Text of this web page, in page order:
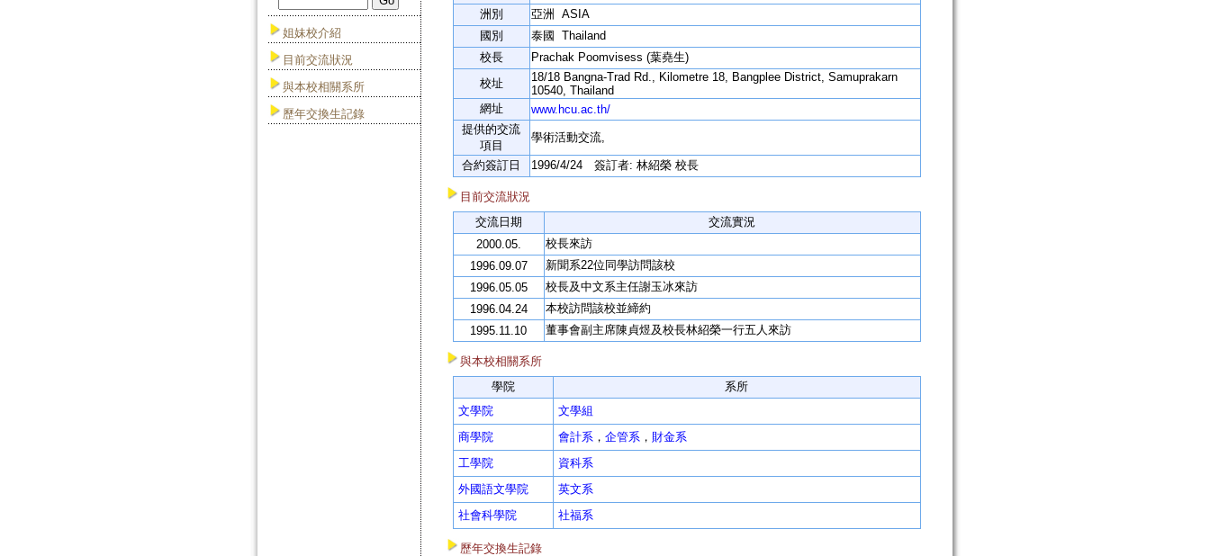
姐妹校介紹
目前交流狀況
與本校相關系所
歷年交換生記錄
洲別
亞洲 ASIA
國別
泰國 Thailand
校長
Prachak Poomvisess (葉堯生)
校址
18/18 Bangna-Trad Rd., Kilometre 18, Bangplee District, Samuprakarn
10540, Thailand
網址
www.hcu.ac.th/
提供的交流
項目
學術活動交流,
合約簽訂日 1996/4/24 簽訂者: 林紹榮 校長
目前交流狀況
交流日期
交流實況
2000.05.
校長來訪
1996.09.07
新聞系22位同學訪問該校
1996.05.05
校長及中文系主任謝玉冰來訪
1996.04.24
本校訪問該校並締約
1995.11.10
董事會副主席陳貞煜及校長林紹榮一行五人來訪
與本校相關系所
學院
系所
文學院
文學組
商學院
會計系， 企管系， 財金系
工學院
資科系
外國語文學院
英文系
社會科學院
社福系
歷年交換生記錄